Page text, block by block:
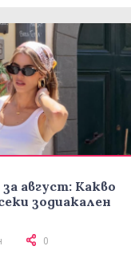
август: Какво
зодиакален
0